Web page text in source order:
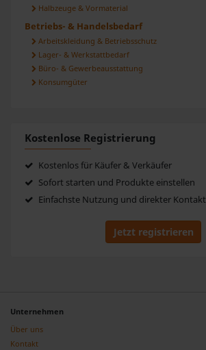
Halbzeuge & Vormaterial
Betriebs- & Handelsbedarf
Arbeitskleidung & Betriebsschutz
Lager- & Werkstattbedarf
Büro- & Gewerbeausstattung
Konsumgüter
Kostenlose Registrierung
Kostenlos für Käufer & Verkäufer
Sofort starten und Produkte einstellen
Einfachste Nutzung und direkter Kontakt
Jetzt registrieren
Unternehmen
Über uns
Kontakt